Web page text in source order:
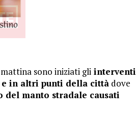
sono iniziati gli interventi
e in altri punti della città dove
del manto stradale causati